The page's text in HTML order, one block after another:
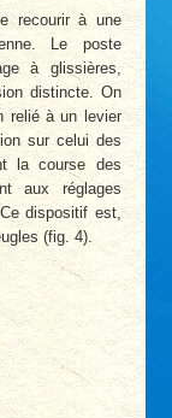
recourir à une
Le poste
à glissières,
distincte. On
relié à un levier
sur celui des
la course des
aux réglages
dispositif est,
(fig. 4).